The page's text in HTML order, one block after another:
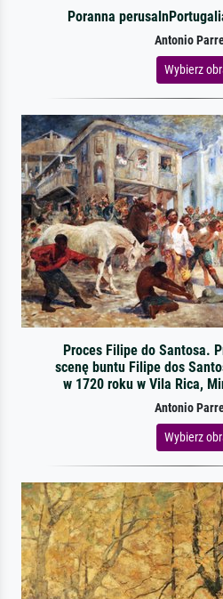
Poranna
Antonio
Wybierz
Proces Filipe do Santosa.
scenę buntu Filipe dos
w 1720 roku w Vila Rica,
Antonio
Wybierz